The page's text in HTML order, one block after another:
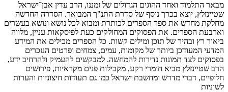
מבאר התלמוד ואחד ההוגים הגדולים של זמננו, הרב עדין אבן־ישראל
שטיינזלץ, יוצא בכרך נוסף של סדרת התנ"ך המבואר. הסדרה החדשה
מחלקת מחדש את ספר הספרים לכותרת ומבוא לכל נושא ונושא בעשרים
וארבעת הספרים. את הפסוקים המחולקים כעת לפיסקאות עניין, מלווה
ביאור רץ ובהיר של תוכן ומילים קשות. כל הספרים מכילים את המידע
המדעי המעודכן ביותר של מקומות, עמים, צמחים ופרטים הנזכרים
בפסוקים לצד תמונות נדירות להמחשה. למבקשים להעמיק ולהרחיב ידע,
הרב שטיינזלץ מביא חומרי רקע, מקבילות פנים מקראיות, פירושים
חלופיים, דברי מדרש ומחשבת ישראל כמו גם תעודות חיצוניות והערות
לשוניות